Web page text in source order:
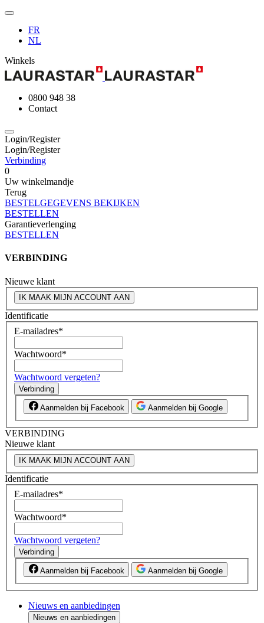
FR
NL
Winkels
0800 948 38
Contact
Login/Register
Login/Register
Verbinding
0
Uw winkelmandje
Terug
BESTELGEGEVENS BEKIJKEN
BESTELLEN
Garantieverlenging
BESTELLEN
VERBINDING
Nieuwe klant
IK MAAK MIJN ACCOUNT AAN
Identificatie
E-mailadres*
Wachtwoord*
Wachtwoord vergeten?
Verbinding
Aanmelden bij Facebook Aanmelden bij Google
VERBINDING
Nieuwe klant
IK MAAK MIJN ACCOUNT AAN
Identificatie
E-mailadres*
Wachtwoord*
Wachtwoord vergeten?
Verbinding
Aanmelden bij Facebook Aanmelden bij Google
Nieuws en aanbiedingen
Nieuws en aanbiedingen